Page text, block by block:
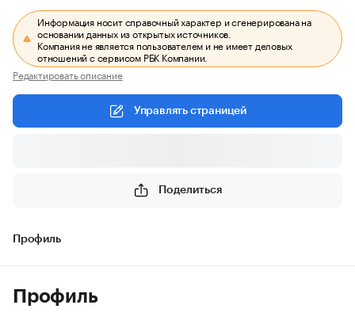
Информация носит справочный характер и сгенерирована на
основании данных из открытых источников.
Компания не является пользователем и не имеет деловых
отношений с сервисом РБК Компании.
Редактировать описание
Управлять страницей
Поделиться
Профиль
Профиль